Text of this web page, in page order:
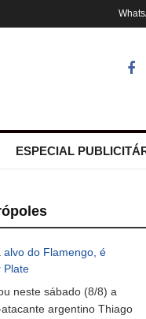
ESPECIAL
alvo do Flamengo, é
Plate
neste sábado (8/8) a
argentino Thiago